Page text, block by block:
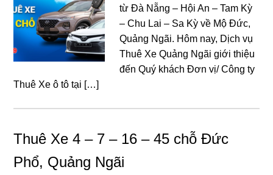
từ Đà Nẵng – Hội An – Tam Kỳ
– Chu Lai – Sa Kỳ về Mộ Đức,
Quảng Ngãi. Hôm nay, Dịch vụ
Thuê Xe Quảng Ngãi giới thiệu
đến Quý khách Đơn vị/ Công ty
Thuê Xe ô tô tại […]
Thuê Xe 4 – 7 – 16 – 45 chỗ Đức
Phổ, Quảng Ngãi